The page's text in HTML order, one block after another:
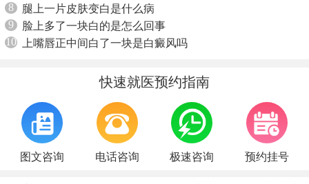
8
腿上一片皮肤变白是什么病
9
脸上多了一块白的是怎么回事
10
上嘴唇正中间白了一块是白癜风吗
快速就医预约指南
图文咨询 电话咨询 极速咨询 预约挂号